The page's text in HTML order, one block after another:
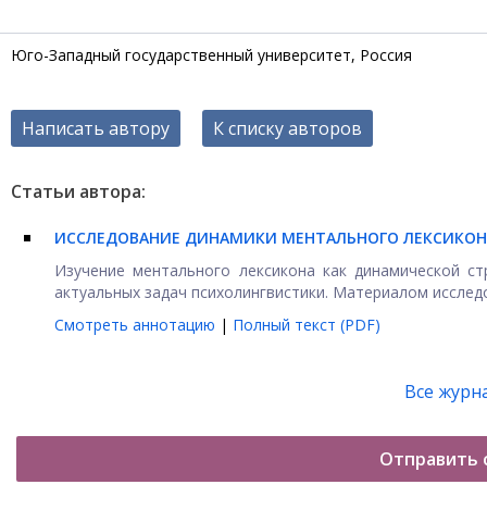
Юго-Западный государственный университет, Россия
Написать автору К списку авторов
Статьи автора:
ИССЛЕДОВАНИЕ ДИНАМИКИ МЕНТАЛЬНОГО
Изучение ментального лексикона как динамической
актуальных задач психолингвистики. Материалом
Смотреть аннотацию | Полный текст (PDF)
Все
Отправить